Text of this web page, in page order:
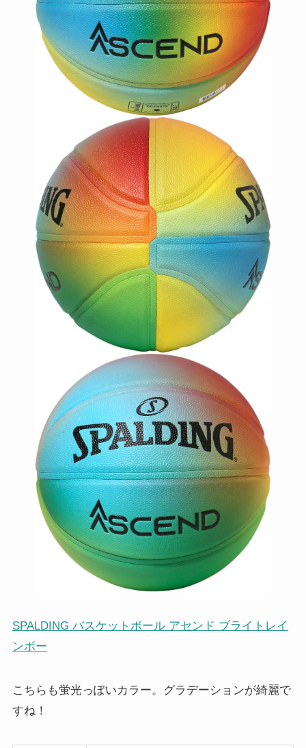
SPALDING バスケットボール アセンド ブライトレイ
ンボー
こちらも蛍光っぽいカラー。グラデーションが綺麗で
すね！